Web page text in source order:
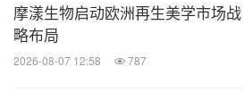
摩漾生物启动欧洲再生美学市场战
略布局
2026-08-07 12:58 787